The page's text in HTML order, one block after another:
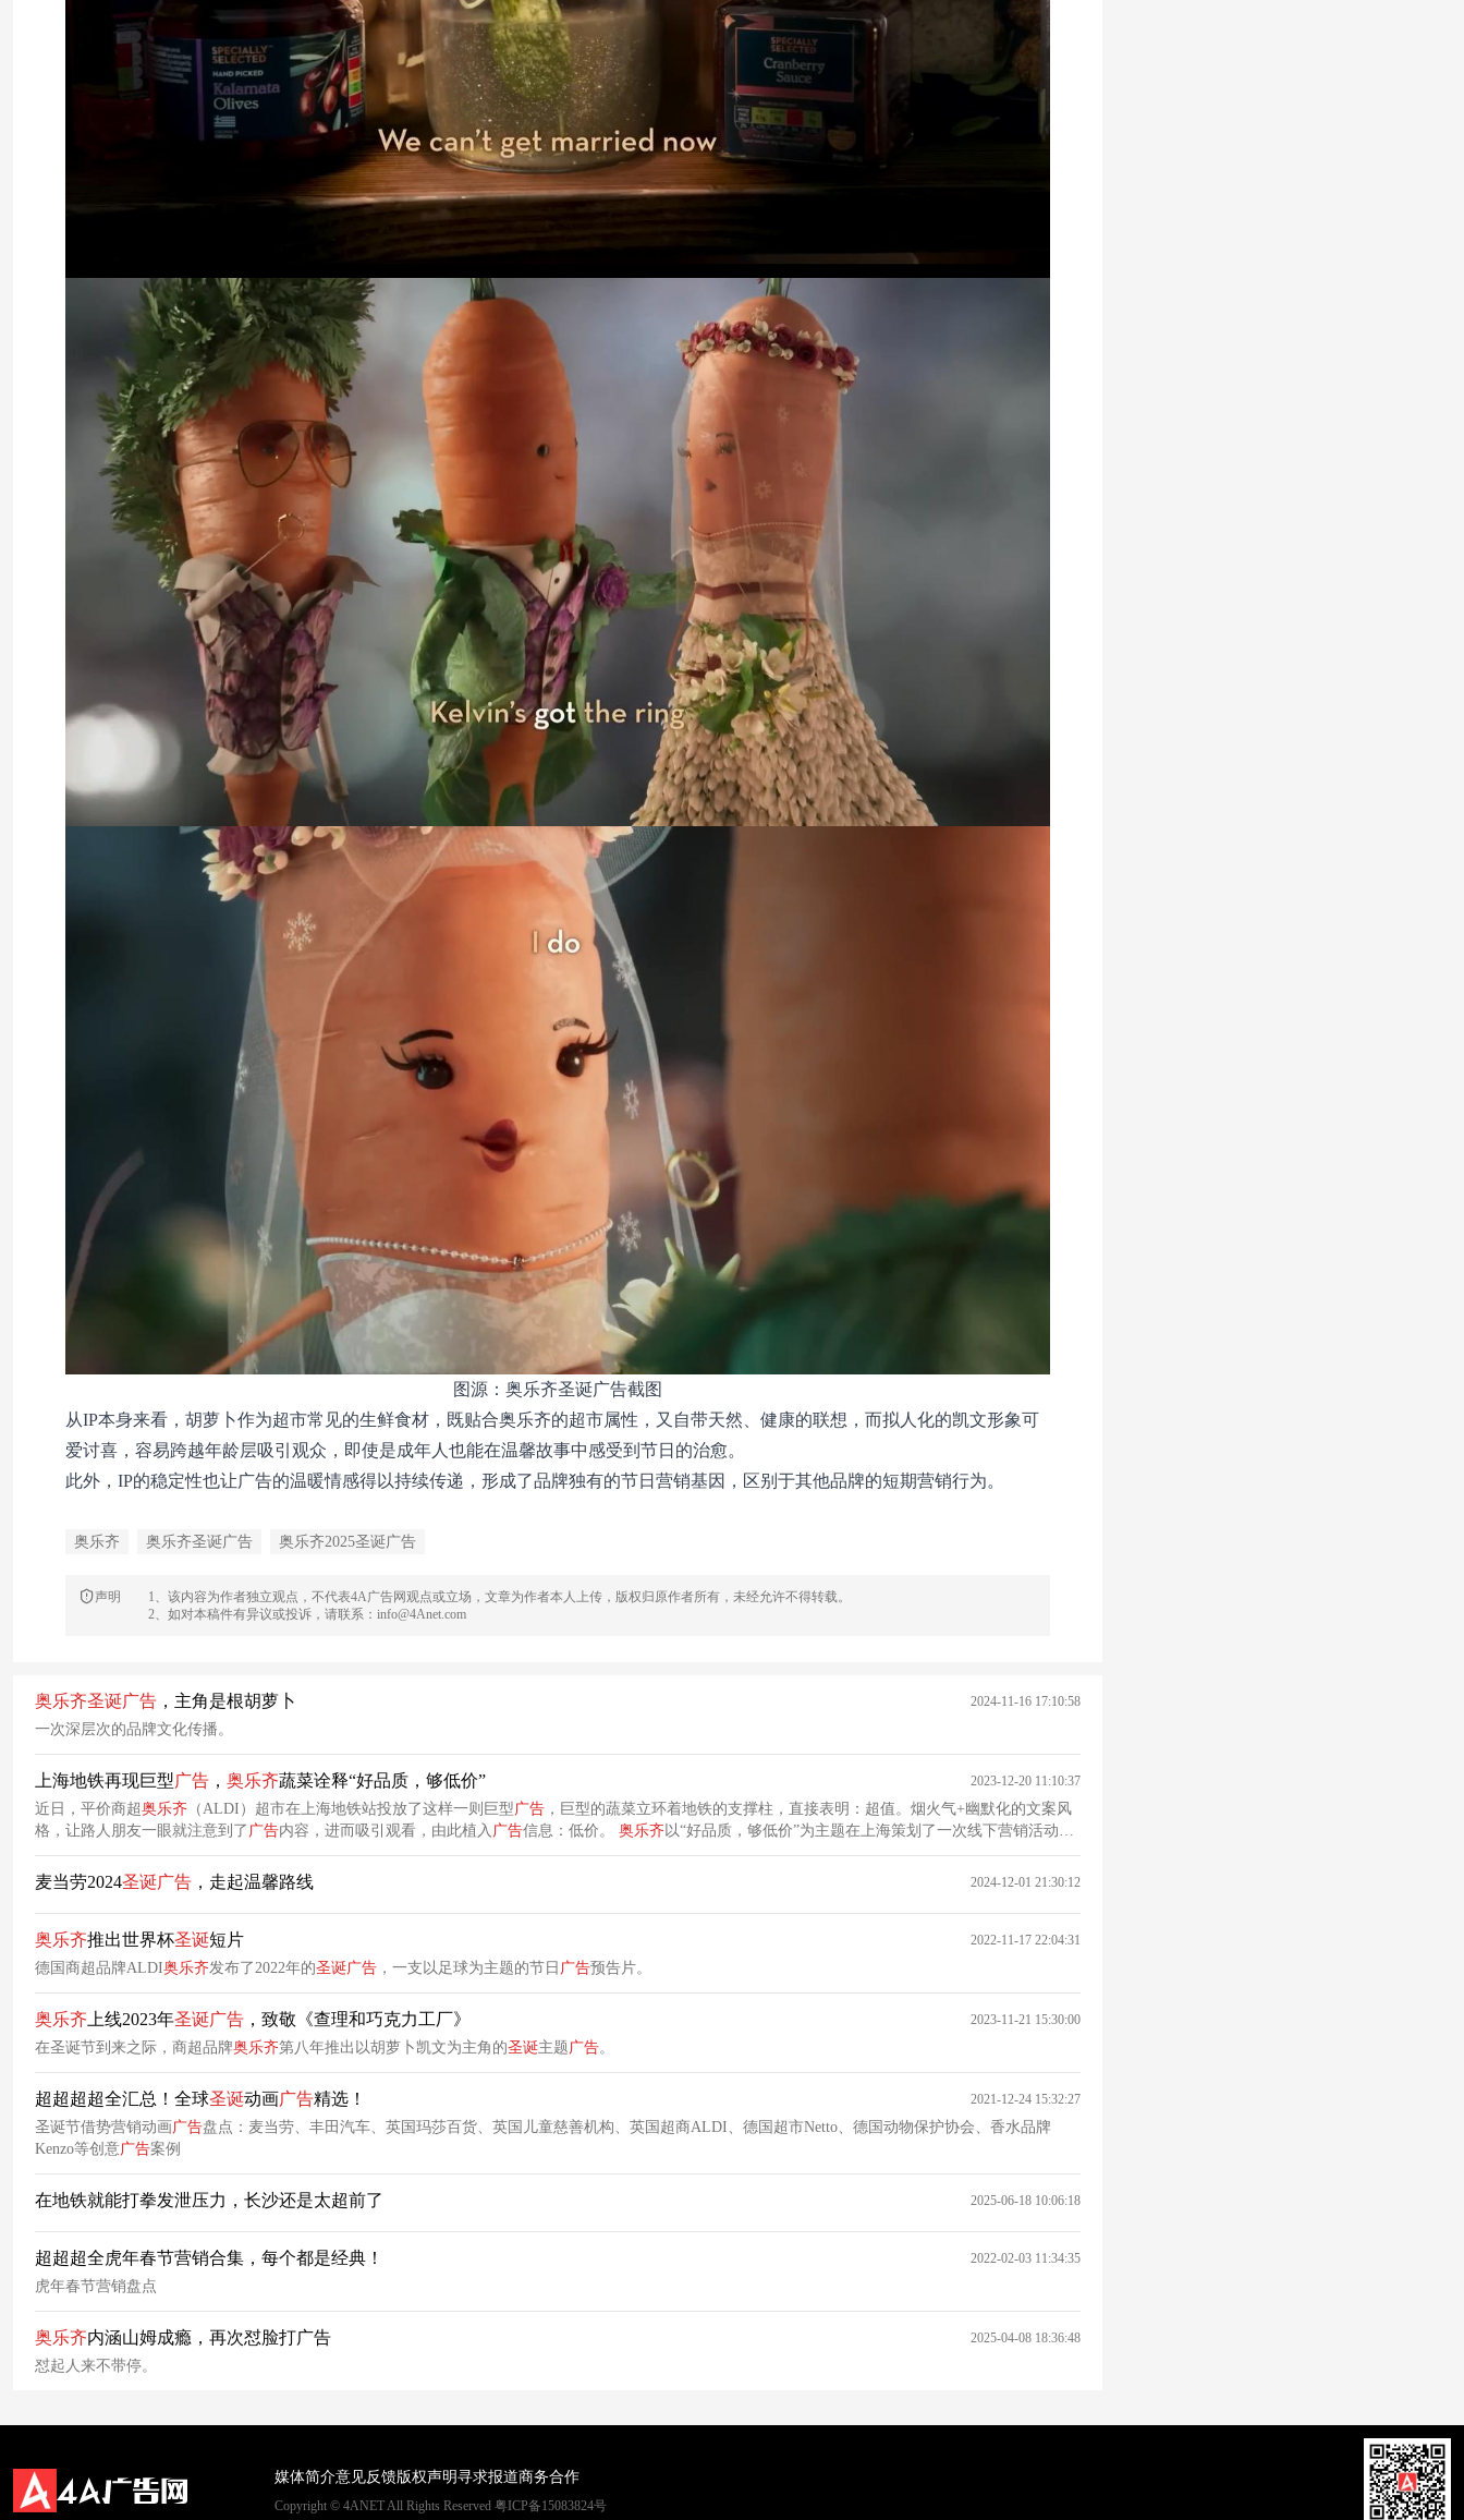
图源：奥乐齐圣诞广告截图
从IP本身来看，胡萝卜作为超市常见的生鲜食材，既贴合奥乐齐的超市属性，又自带天然、健康的联想，而拟人化的凯文形象可
爱讨喜，容易跨越年龄层吸引观众，即使是成年人也能在温馨故事中感受到节日的治愈。
此外，IP的稳定性也让广告的温暖情感得以持续传递，形成了品牌独有的节日营销基因，区别于其他品牌的短期营销行为。
奥乐齐 奥乐齐圣诞广告 奥乐齐2025圣诞广告
声明
1、该内容为作者独立观点，不代表4A广告网观点或立场，文章为作者本人上传，版权归原作者所有，未经允许不得转载。
2、如对本稿件有异议或投诉，请联系：info@4Anet.com
奥乐齐圣诞广告 ，主角是根胡萝卜 2024-11-16 17:10:58
一次深层次的品牌文化传播。
上海地铁再现巨型广告 ， 奥乐齐蔬菜诠释“好品质，够低价” 2023-12-20 11:10:37
近日，平价商超奥乐齐 （ALDI）超市在上海地铁站投放了这样一则巨型 广告 ，巨型的蔬菜立环着地铁的支撑柱，直接表明：超值。烟火气+幽默化的文案风
格，让路人朋友一眼就注意到了 广告内容，进而吸引观看，由此植入 广告信息：低价。 奥乐齐 以“好品质，够低价”为主题在上海策划了一次线下营销活动。
原来，这则地铁广告是为上海奥乐齐圣诞活动预热。
麦当劳2024圣诞广告 ，走起温馨路线 2024-12-01 21:30:12
奥乐齐推出世界杯圣诞短片 2022-11-17 22:04:31
德国商超品牌ALDI奥乐齐发布了2022年的圣诞广告 ，一支以足球为主题的节日 广告预告片。
奥乐齐 上线2023年圣诞广告 ，致敬《查理和巧克力工厂》 2023-11-21 15:30:00
在圣诞节到来之际，商超品牌奥乐齐第八年推出以胡萝卜凯文为主角的圣诞主题 广告。
超超超超全汇总！全球圣诞动画广告精选！ 2021-12-24 15:32:27
圣诞节借势营销动画广告盘点：麦当劳、丰田汽车、英国玛莎百货、英国儿童慈善机构、英国超商ALDI、德国超市Netto、德国动物保护协会、香水品牌
Kenzo等创意广告案例
在地铁就能打拳发泄压力，长沙还是太超前了 2025-06-18 10:06:18
超超超全虎年春节营销合集，每个都是经典！ 2022-02-03 11:34:35
虎年春节营销盘点
奥乐齐内涵山姆成瘾，再次怼脸打广告 2025-04-08 18:36:48
怼起人来不带停。
媒体简介意见反馈版权声明寻求报道商务合作
Copyright © 4ANET All Rights Reserved 粤ICP备15083824号